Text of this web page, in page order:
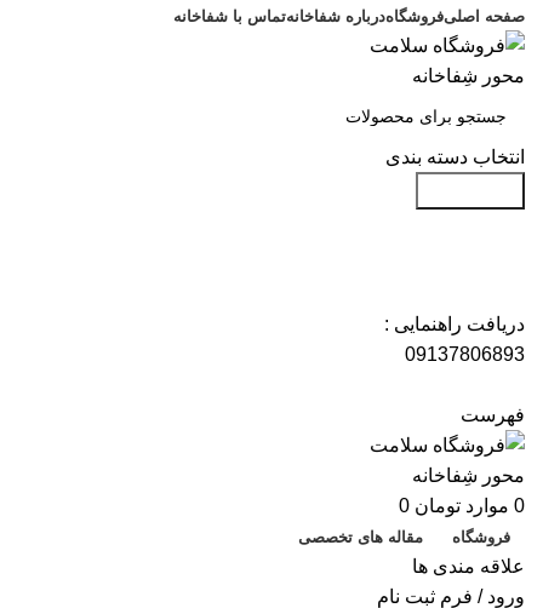
صفحه اصلیفروشگاهدرباره شفاخانهتماس با شفاخانه
انتخاب دسته بندی
دریافت راهنمایی :
09137806893
فهرست
0 موارد تومان
فروشگاه مقاله های تخصصی
علاقه مندی ها
ورود / فرم ثبت نام